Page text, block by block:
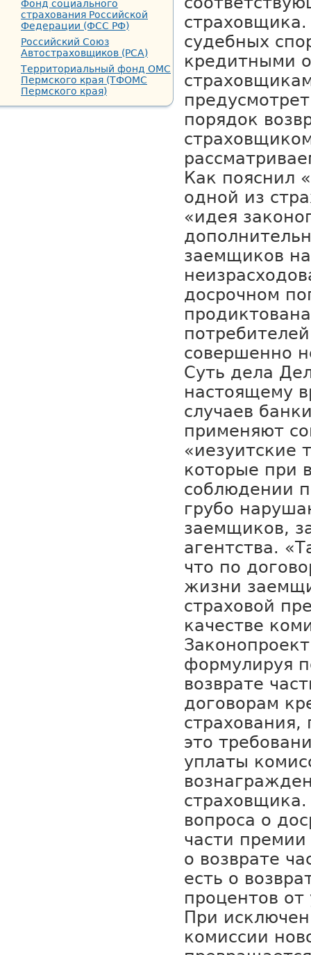
судебных
кредитными
порядок
Как пояснил
одной из
«идея
заемщиков
досрочном
совершенно
Суть дела
настоящему
случаев
применяют
«иезуитские
которые при
соблюдении
грубо
заемщиков,
агентства.
что по
жизни
страховой
качестве
формулируя
возврате
договорам
страхования,
это
уплаты
вопроса о
части
о возврате
есть о
процентов
При
комиссии
Фонд социального
страхования Российской
Федерации (ФСС РФ)
Российский Союз
Автостраховщиков (РСА)
Территориальный фонд ОМС
Пермского края (ТФОМС
Пермского края)